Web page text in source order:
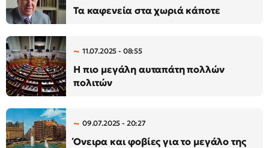
Τα καφενεία στα χωριά κάποτε
11.07.2025 - 08:55
Η πιο μεγάλη αυταπάτη πολλών
πολιτών
09.07.2025 - 20:27
Όνειρα και φοβίες για το μεγάλο της